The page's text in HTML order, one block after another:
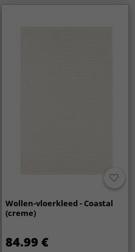
Wollen-vloerkleed - Coastal
(creme)
84.99 €